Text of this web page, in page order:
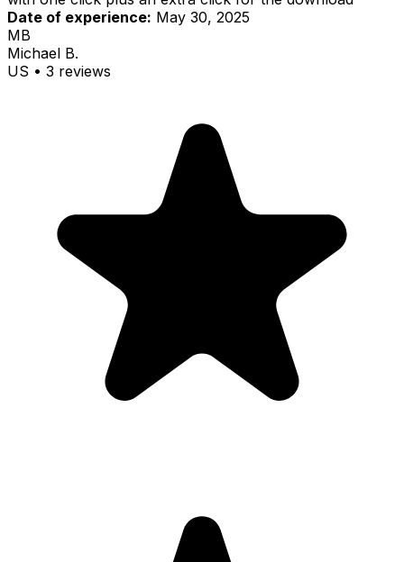
Date of experience: May 30, 2025
MB
Michael B.
US • 3 reviews